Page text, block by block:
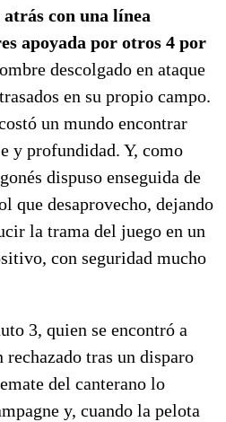
con una línea
apoyada por otros 4 por
descolgado en ataque
en su propio campo.
un mundo encontrar
y profundidad. Y, como
dispuso enseguida de
que desaprovecho, dejando
la trama del juego en un
con seguridad mucho
3, quien se encontró a
tras un disparo
del canterano lo
y, cuando la pelota